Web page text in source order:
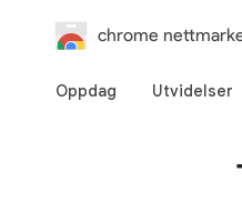
chrome
Oppdag Utvidelser